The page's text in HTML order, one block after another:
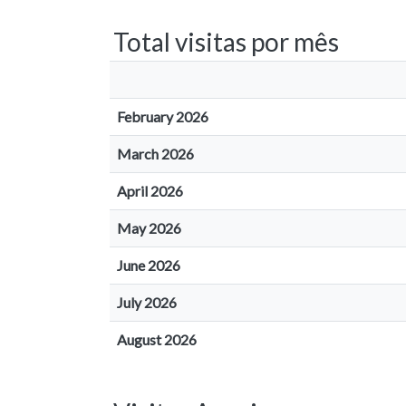
Total visitas por mês
February 2026
March 2026
April 2026
May 2026
June 2026
July 2026
August 2026